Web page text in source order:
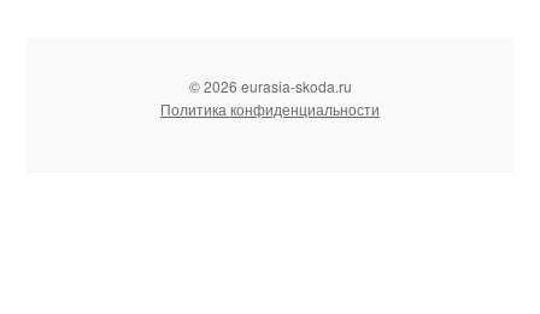
© 2026 eurasia-skoda.ru
Политика конфиденциальности